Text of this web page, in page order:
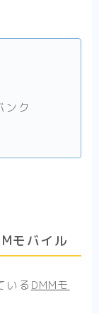
ンク
モバイル
いる DMMモ